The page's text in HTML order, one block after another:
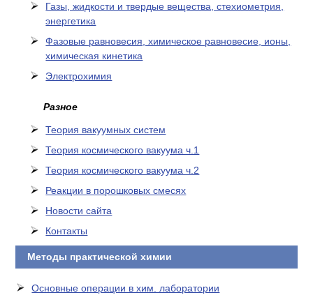
Газы, жидкости и твердые вещества, стехиометрия,
энергетика
Фазовые равновесия, химическое равновесие, ионы,
химическая кинетика
Электрохимия
Разное
Теория вакуумных систем
Теория космического вакуума ч.1
Теория космического вакуума ч.2
Реакции в порошковых смесях
Новости сайта
Контакты
Методы практической химии
Основные операции в хим. лаборатории